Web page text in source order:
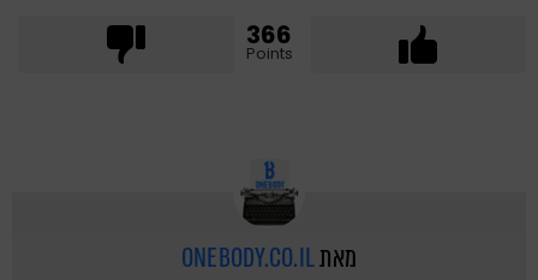
366
Points
מאתONEBODY.CO.IL